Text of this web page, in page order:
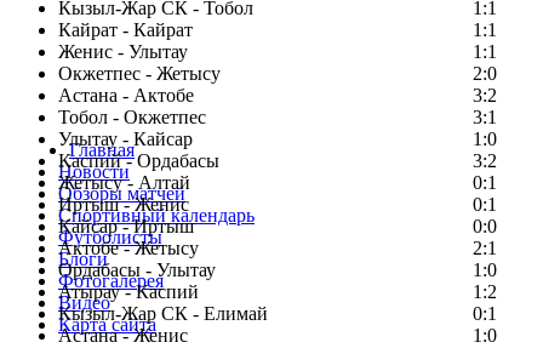
Кызыл-Жар СК - Тобол
1:1
Кайрат - Кайрат
1:1
Женис - Улытау
1:1
Окжетпес - Жетысу
2:0
Астана - Актобе
3:2
Тобол - Окжетпес
3:1
Улытау - Кайсар
1:0
Каспий - Ордабасы
3:2
Жетысу - Алтай
0:1
Иртыш - Женис
0:1
Кайсар - Иртыш
0:0
Актобе - Жетысу
2:1
Ордабасы - Улытау
1:0
Атырау - Каспий
1:2
Кызыл-Жар СК - Елимай
0:1
Астана - Женис
1:0
Главная
Новости
Обзоры матчей
Спортивный календарь
Футболисты
Блоги
Фотогалерея
Видео
Карта сайта